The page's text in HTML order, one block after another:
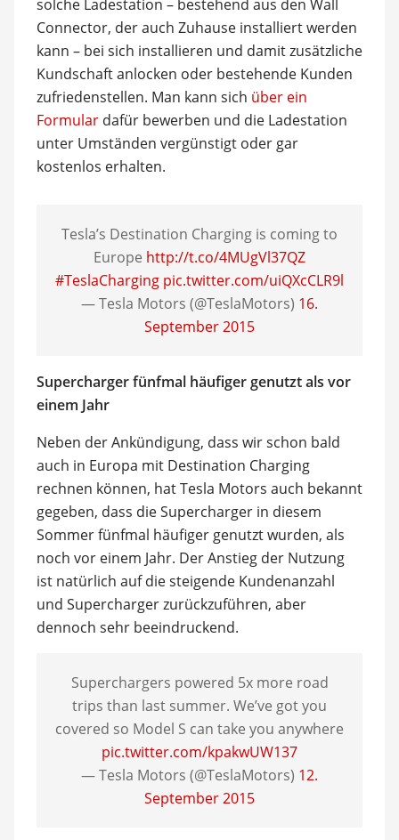
solche Ladestation – bestehend aus den Wall
Connector, der auch Zuhause installiert werden
kann – bei sich installieren und damit zusätzliche
Kundschaft anlocken oder bestehende Kunden
zufriedenstellen. Man kann sich über ein
Formulardafür bewerben und die Ladestation
unter Umständen vergünstigt oder gar
kostenlos erhalten.
Tesla’s Destination Charging is coming to
Europe http://t.co/4MUgVl37QZ
#TeslaCharging pic.twitter.com/uiQXcCLR9l
— Tesla Motors (@TeslaMotors) 16.
September 2015
Supercharger fünfmal häufiger genutzt als vor
einem Jahr
Neben der Ankündigung, dass wir schon bald
auch in Europa mit Destination Charging
rechnen können, hat Tesla Motors auch bekannt
gegeben, dass die Supercharger in diesem
Sommer fünfmal häufiger genutzt wurden, als
noch vor einem Jahr. Der Anstieg der Nutzung
ist natürlich auf die steigende Kundenanzahl
und Supercharger zurückzuführen, aber
dennoch sehr beeindruckend.
Superchargers powered 5x more road
trips than last summer. We’ve got you
covered so Model S can take you anywhere
pic.twitter.com/kpakwUW137
— Tesla Motors (@TeslaMotors) 12.
September 2015